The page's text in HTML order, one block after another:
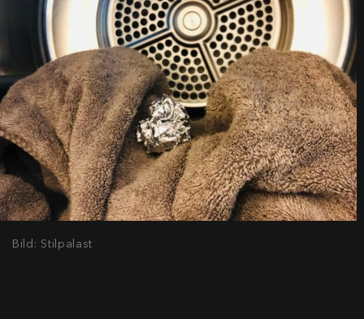
Bild: Stilpalast